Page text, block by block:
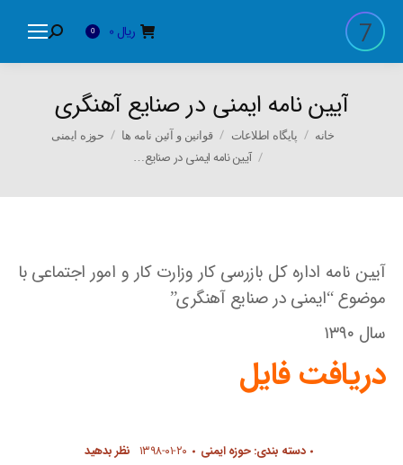
ریال 0
Search:
آیین نامه ایمنی در صنایع آهنگری
You are here:
خانه پایگاه اطلاعات قوانین و آئین نامه ها حوزه ایمنی
آیین نامه ایمنی در صنایع…
آیین نامه اداره کل بازرسی کار وزارت کار و امور اجتماعی با
موضوع “ایمنی در صنایع آهنگری”
سال ۱۳۹۰
دریافت فایل
دسته بندی:حوزه ایمنی ۱۳۹۸-۰۱-۲۰ نظر بدهید